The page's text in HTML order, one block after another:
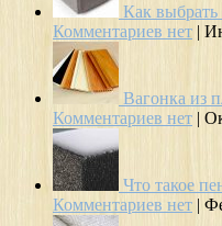
Как
Комментариев нет |
Вагонка из
Комментариев нет |
Что такое
Комментариев нет |